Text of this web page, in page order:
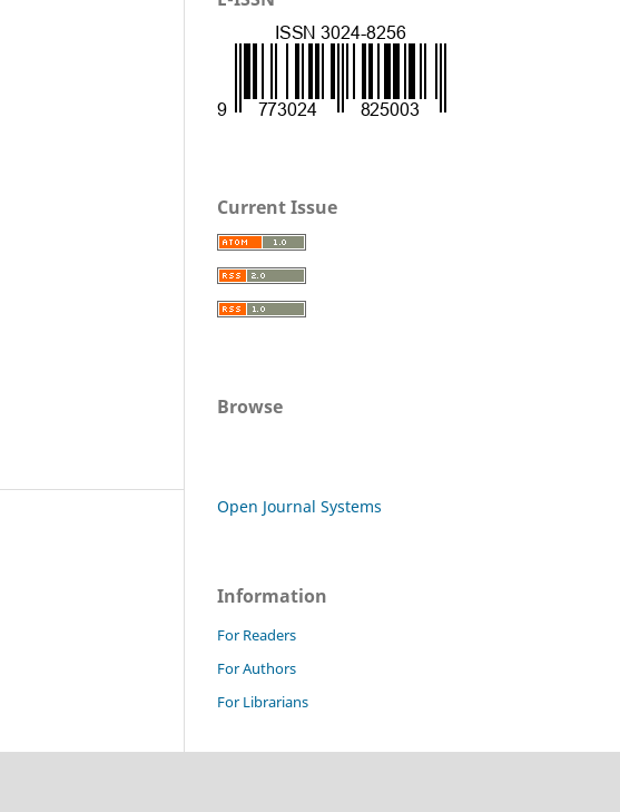
Current Issue
Browse
Open Journal Systems
Information
For Readers
For Authors
For Librarians